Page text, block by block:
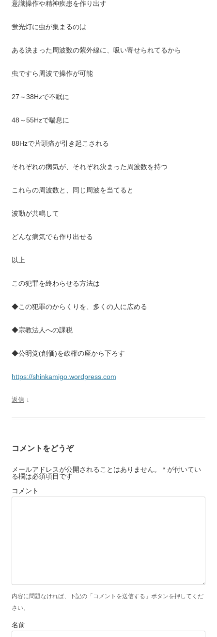
意識操作や精神疾患を作り出す
蛍光灯に虫が集まるのは
ある決まった周波数の紫外線に、吸い寄せられてるから
虫ですら周波で操作が可能
27～38Hzで不眠に
48～55Hzで喘息に
88Hzで片頭痛が引き起こされる
それぞれの病気が、それぞれ決まった周波数を持つ
これらの周波数と、同じ周波を当てると
波動が共鳴して
どんな病気でも作り出せる
以上
この犯罪を終わらせる方法は
◆この犯罪のからくりを、多くの人に広める
◆宗教法人への課税
◆公明党(創価)を政権の座から下ろす
https://shinkamigo.wordpress.com
返信 ↓
コメントをどうぞ
メールアドレスが公開されることはありません。 * が付いてい
る欄は必須項目です
コメント
内容に問題なければ、下記の「コメントを送信する」ボタンを押してくだ
さい。
名前